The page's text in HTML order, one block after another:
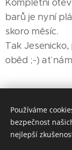
Kompletní
barů je nyní
skoro měsíc.
Tak
oběd ;-) ať
Používáme
bezpečnost
nejlepší